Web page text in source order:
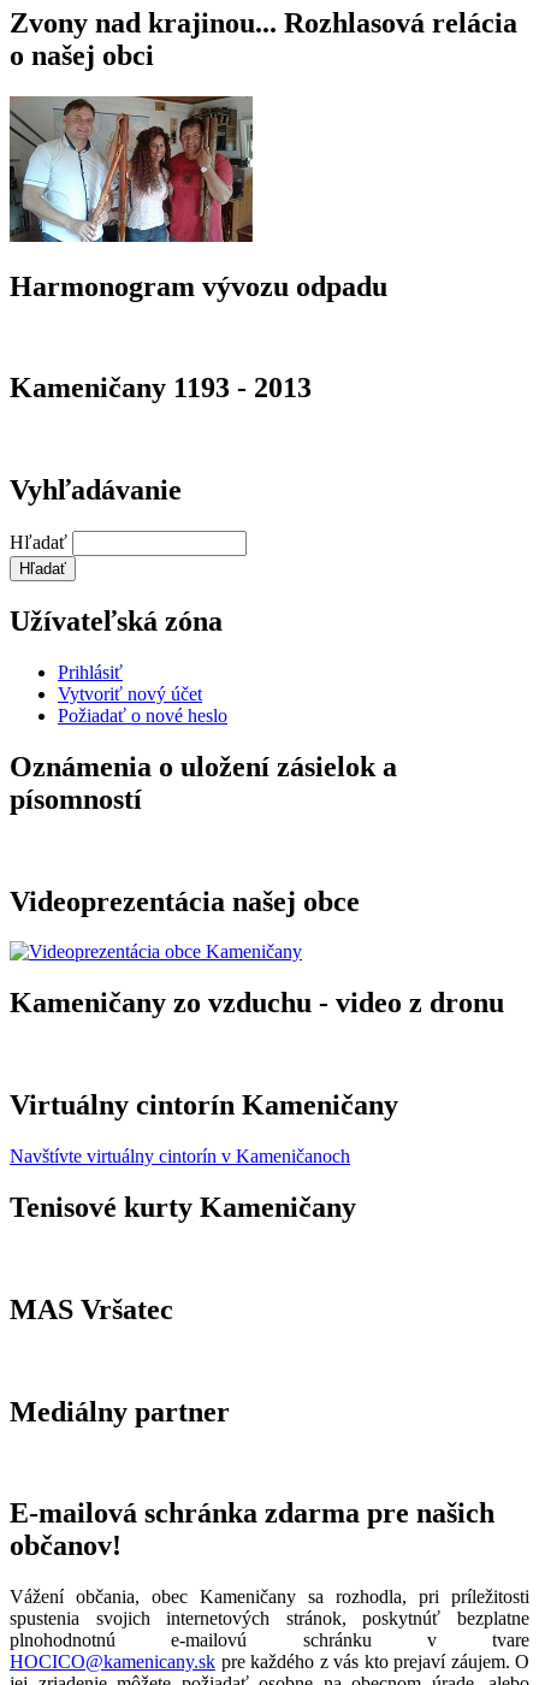
Zvony nad krajinou... Rozhlasová relácia
o našej obci
Harmonogram vývozu odpadu
Kameničany 1193 - 2013
Vyhľadávanie
Hľadať
Užívateľská zóna
Prihlásiť
Vytvoriť nový účet
Požiadať o nové heslo
Oznámenia o uložení zásielok a
písomností
Videoprezentácia našej obce
Kameničany zo vzduchu - video z dronu
Virtuálny cintorín Kameničany
Navštívte virtuálny cintorín v Kameničanoch
Tenisové kurty Kameničany
MAS Vršatec
Mediálny partner
E-mailová schránka zdarma pre našich
občanov!
Vážení občania, obec Kameničany sa rozhodla, pri príležitosti
spustenia svojich internetových stránok, poskytnúť bezplatne
plnohodnotnú e-mailovú schránku v tvare
HOCICO@kamenicany.sk pre každého z vás kto prejaví záujem. O